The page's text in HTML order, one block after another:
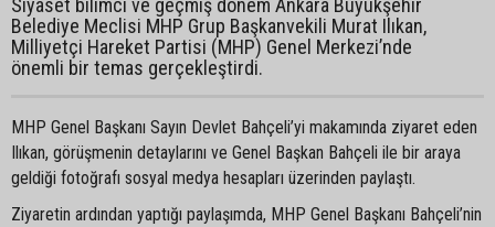
Siyaset bilimci ve geçmiş dönem Ankara Büyükşehir
Belediye Meclisi MHP Grup Başkanvekili Murat Ilıkan,
Milliyetçi Hareket Partisi (MHP) Genel Merkezi’nde
önemli bir temas gerçekleştirdi.
MHP Genel Başkanı Sayın Devlet Bahçeli’yi makamında ziyaret eden
Ilıkan, görüşmenin detaylarını ve Genel Başkan Bahçeli ile bir araya
geldiği fotoğrafı sosyal medya hesapları üzerinden paylaştı.
Ziyaretin ardından yaptığı paylaşımda, MHP Genel Başkanı Bahçeli’nin